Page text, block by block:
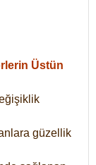
Üstün
güzellik